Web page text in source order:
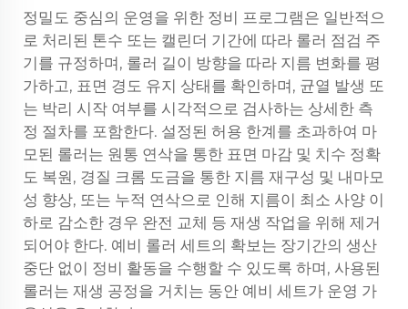
정밀도 중심의 운영을 위한 정비 프로그램은 일반적으
로 처리된 톤수 또는 캘린더 기간에 따라 롤러 점검 주
기를 규정하며, 롤러 길이 방향을 따라 지름 변화를 평
가하고, 표면 경도 유지 상태를 확인하며, 균열 발생 또
는 박리 시작 여부를 시각적으로 검사하는 상세한 측
정 절차를 포함한다. 설정된 허용 한계를 초과하여 마
모된 롤러는 원통 연삭을 통한 표면 마감 및 치수 정확
도 복원, 경질 크롬 도금을 통한 지름 재구성 및 내마모
성 향상, 또는 누적 연삭으로 인해 지름이 최소 사양 이
하로 감소한 경우 완전 교체 등 재생 작업을 위해 제거
되어야 한다. 예비 롤러 세트의 확보는 장기간의 생산
중단 없이 정비 활동을 수행할 수 있도록 하며, 사용된
롤러는 재생 공정을 거치는 동안 예비 세트가 운영 가